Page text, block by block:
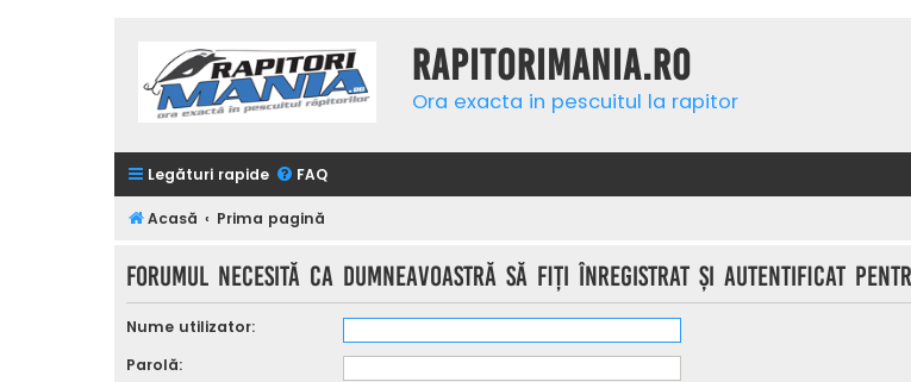
Rapitorimania.ro
Ora exacta in pescuitul la rapitor
Legături rapide FAQ
Acasă Prima pagină
Forumul necesită ca dumneavoastră să fiţi înregistrat şi autentificat
Nume utilizator:
Parolă: